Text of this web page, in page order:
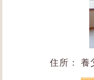
住所： 養